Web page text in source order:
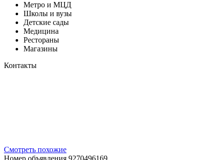
Метро и МЦД
Школы и вузы
Детские сады
Медицина
Рестораны
Магазины
Контакты
Смотреть похожие